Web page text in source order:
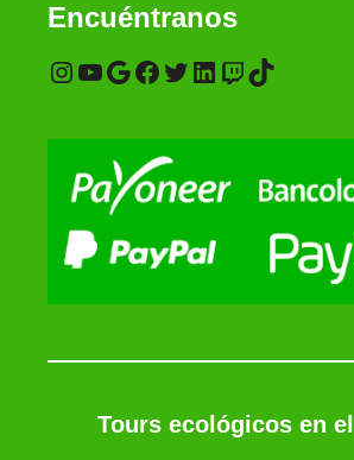
Encuéntranos
Tours ecológicos en